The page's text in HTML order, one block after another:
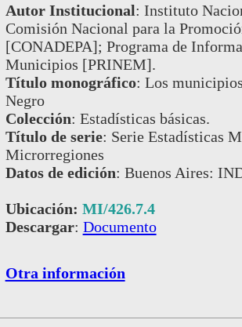
Autor Institucional: Instituto
Comisión Nacional para la
[CONADEPA]; Programa de
Municipios [PRINEM].
Título monográfico: Los
Negro
Colección: Estadísticas básicas.
Título de serie: Serie Estadísticas
Microrregiones
Datos de edición: Buenos Aires:
Ubicación: MI/426.7.4
Descargar: Documento
Otra información